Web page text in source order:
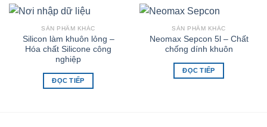
SẢN PHẨM KHÁC
Silicon làm khuôn lỏng –
Hóa chất Silicone công
nghiệp
ĐỌC TIẾP
SẢN PHẨM KHÁC
Neomax Sepcon 5l – Chất
chống dính khuôn
ĐỌC TIẾP